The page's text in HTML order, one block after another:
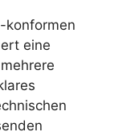
konformen
eine